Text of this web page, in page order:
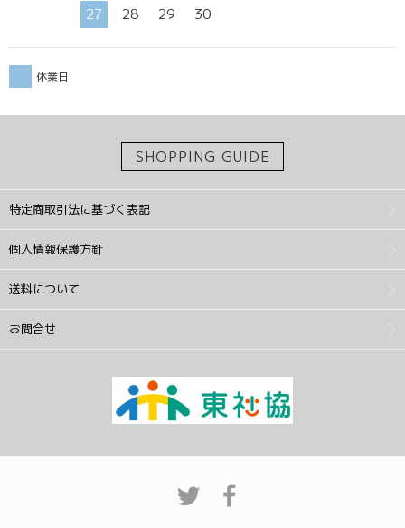
27
28 29 30
休業日
SHOPPING GUIDE
特定商取引法に基づく表記
個人情報保護方針
送料について
お問合せ